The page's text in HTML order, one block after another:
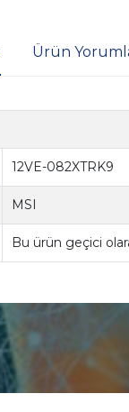
Ürün
12VE-082XTRK9
MSI
Bu ürün geçici